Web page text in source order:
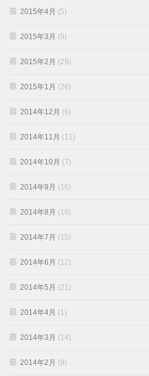
2015年4月 (5)
2015年3月 (9)
2015年2月 (29)
2015年1月 (26)
2014年12月 (6)
2014年11月 (11)
2014年10月 (7)
2014年9月 (16)
2014年8月 (18)
2014年7月 (15)
2014年6月 (12)
2014年5月 (21)
2014年4月 (1)
2014年3月 (14)
2014年2月 (9)